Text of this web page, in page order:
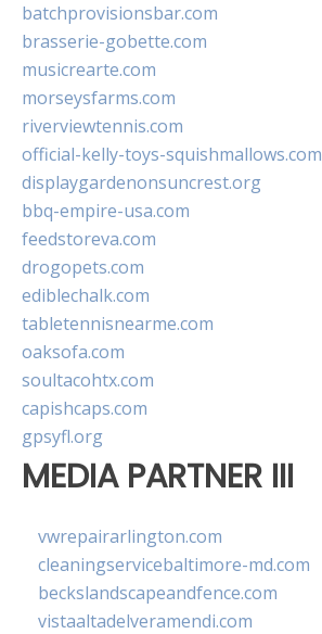
batchprovisionsbar.com
brasserie-gobette.com
musicrearte.com
morseysfarms.com
riverviewtennis.com
official-kelly-toys-squishmallows.com
displaygardenonsuncrest.org
bbq-empire-usa.com
feedstoreva.com
drogopets.com
ediblechalk.com
tabletennisnearme.com
oaksofa.com
soultacohtx.com
capishcaps.com
gpsyfl.org
MEDIA PARTNER III
vwrepairarlington.com
cleaningservicebaltimore-md.com
beckslandscapeandfence.com
vistaaltadelveramendi.com